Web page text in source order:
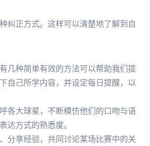
纠正方式。这样可以清楚地了解到自
几种简单有效的方法可以帮助我们提
自己所学内容，并设定每日提醒，以
各大球星，不断模仿他们的口吻与语
达方式的熟悉度。
分享经验，共同讨论某场比赛中的关